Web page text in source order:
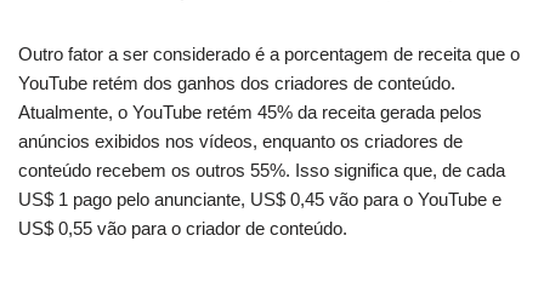
Outro fator a ser considerado é a porcentagem de receita que o
YouTube retém dos ganhos dos criadores de conteúdo.
Atualmente, o YouTube retém 45% da receita gerada pelos
anúncios exibidos nos vídeos, enquanto os criadores de
conteúdo recebem os outros 55%. Isso significa que, de cada
US$ 1 pago pelo anunciante, US$ 0,45 vão para o YouTube e
US$ 0,55 vão para o criador de conteúdo.